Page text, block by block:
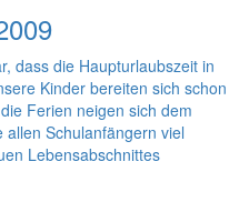
dass die Haupturlaubszeit in
Kinder bereiten sich schon
Ferien neigen sich dem
Schulanfängern viel
Lebensabschnittes